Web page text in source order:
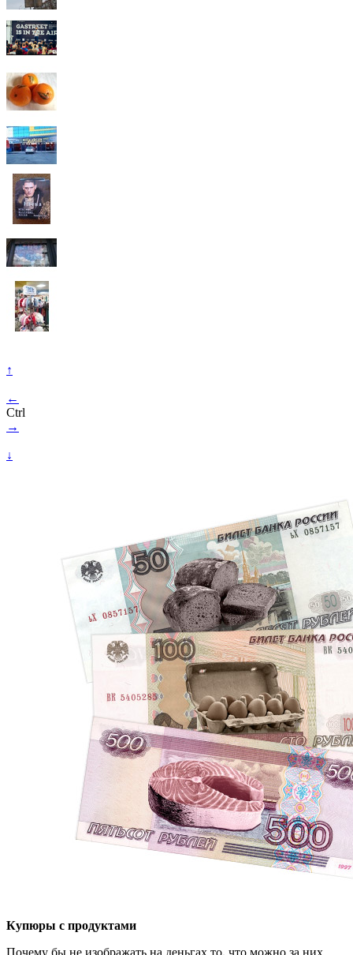
↑
←
Ctrl
→
↓
Купюры с продуктами
Почему бы не изображать на деньгах то, что можно за них